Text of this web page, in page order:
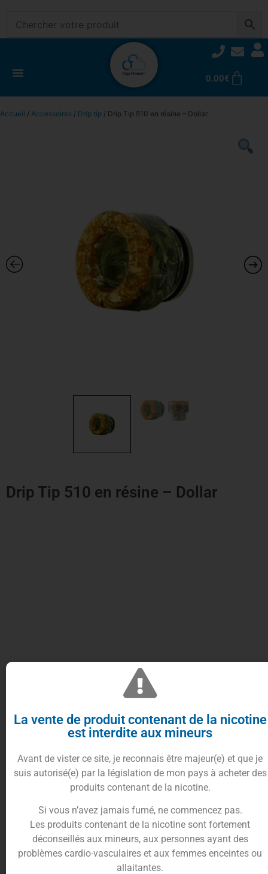
0.00€
Accueil / Accessoires / Drip tip / Drip Tip 510 en résine – Dollar
Drip Tip 510 en résine – Dollar
compatible avec tout les modèles.
5.90€
Ajouter au panier 10%cumulés en
points fidélités
La vente de produit contenant de la nicotine
est interdite aux mineurs
Avant de vister ce site, je reconnais être majeur(e) et que je
suis autorisé(e) par la législation de mon pays à acheter des
produits contenant de la nicotine.
Si vous n’avez jamais fumé, ne commencez pas.
Les produits contenant de la nicotine sont fortement
déconseillés aux mineurs, aux personnes ayant des
problèmes cardio-vasculaires et aux femmes enceintes ou
allaitantes.